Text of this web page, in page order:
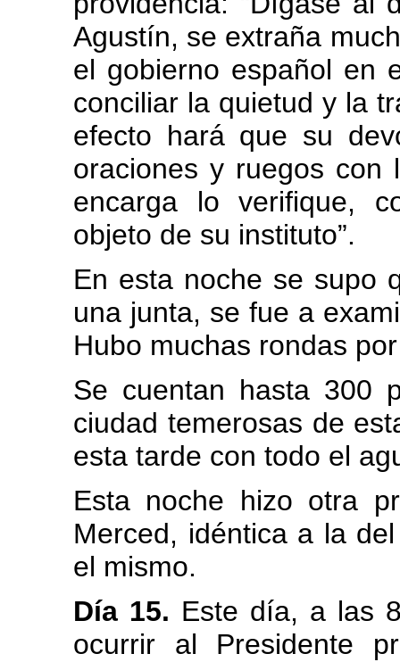
Agustín, se extraña
el gobierno español en
conciliar la quietud y la
efecto hará que su
oraciones y ruegos con
encarga lo verifique,
objeto de su instituto”.
En esta noche se supo
una junta, se fue a
Hubo muchas rondas
Se cuentan hasta 300
ciudad temerosas de
esta tarde con todo el
Esta noche hizo otra
Merced, idéntica a la
el mismo.
Día 15. Este día, a las
ocurrir al Presidente